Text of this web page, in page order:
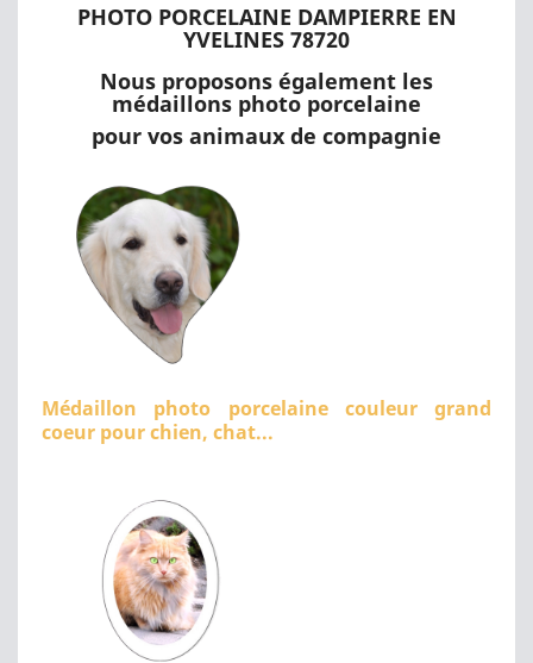
PHOTO PORCELAINE DAMPIERRE EN
YVELINES 78720
Nous proposons également les
médaillons photo porcelaine
pour vos animaux de compagnie
Médaillon photo porcelaine couleur grand
coeur pour chien, chat...